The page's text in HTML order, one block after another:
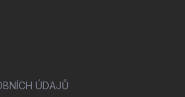
ÚDAJŮ